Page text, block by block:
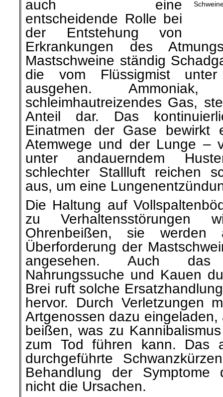
auch eine
entscheidende Rolle bei
der Entstehung von
Erkrankungen des
Mastschweine ständig
die vom Flüssigmist
ausgehen.
schleimhautreizendes Gas,
Anteil dar. Das
Einatmen der Gase bewirkt
Atemwege und der Lunge –
unter andauerndem
schlechter Stallluft reichen
aus, um eine
Die Haltung auf
zu Verhaltensstörungen
Ohrenbeißen, sie werden
Überforderung der
angesehen. Auch
Nahrungssuche und Kauen
Brei ruft solche
hervor. Durch Verletzungen
Artgenossen dazu
beißen, was zu
zum Tod führen kann. Das
durchgeführte
Behandlung der Symptome
nicht die Ursachen.